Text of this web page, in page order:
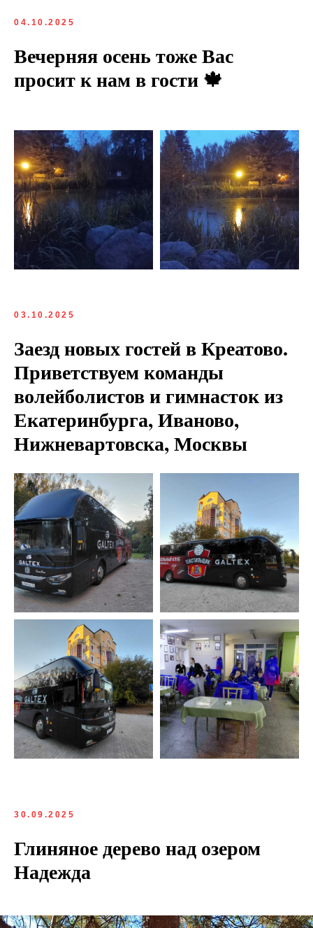
04.10.2025
Вечерняя осень тоже Вас
просит к нам в гости 🍁
03.10.2025
Заезд новых гостей в Креатово.
Приветствуем команды
волейболистов и гимнасток из
Екатеринбурга, Иваново,
Нижневартовска, Москвы
30.09.2025
Глиняное дерево над озером
Надежда